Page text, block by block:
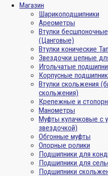
Магазин
Шарикоподшипники
Ареометры
Втулки
(Цанговые)
Втулки конические
Звездочки цепные
Игольчатые
Корпусные
Втулки скольжения
скольжения)
Крепежные и
Манометры
Муфты кулачковые с
звездочкой)
Обгонные муфты
Опорные ролики
Подшипники для
Подшипники для
Подшипники